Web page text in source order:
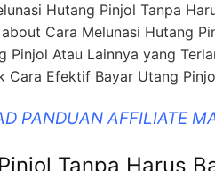
Hutang Pinjol Tanpa
Cara Melunasi Hutang
Atau Lainnya yang
Cara Efektif Bayar Utang
PANDUAN AFFILIATE
Tanpa Harus